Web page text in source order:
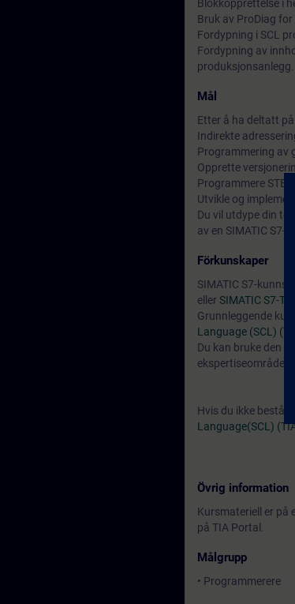
Blokkopprettelse i
Bruk av ProDiag
Fordypning i SCL
Fordypning av
produksjonsanlegg.
Mål
Etter å ha deltatt
Indirekte
Programmering av
Opprette
Programmere
Utvikle og
Du vil utdype din
av en SIMATIC S7-
Förkunskaper
SIMATIC S7-
ellerSIMATIC S7-
Grunnleggende
Language (SCL)
Du kan bruke den
ekspertiseområde.
Hvis du ikke består
Language(SCL)
Övrig information
Kursmateriell er på
på TIA Portal.
Målgrupp
• Programmerere